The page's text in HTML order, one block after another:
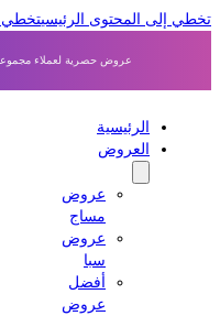
إلى المحتوى الرئيسي تخطي إلى
عروض حصرية لعملاء مجموعة طبيب
الرئيسية
العروض
عروض
مساج
عروض
أفضل
عروض